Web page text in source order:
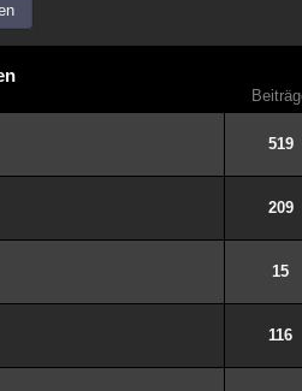
519
209
15
116